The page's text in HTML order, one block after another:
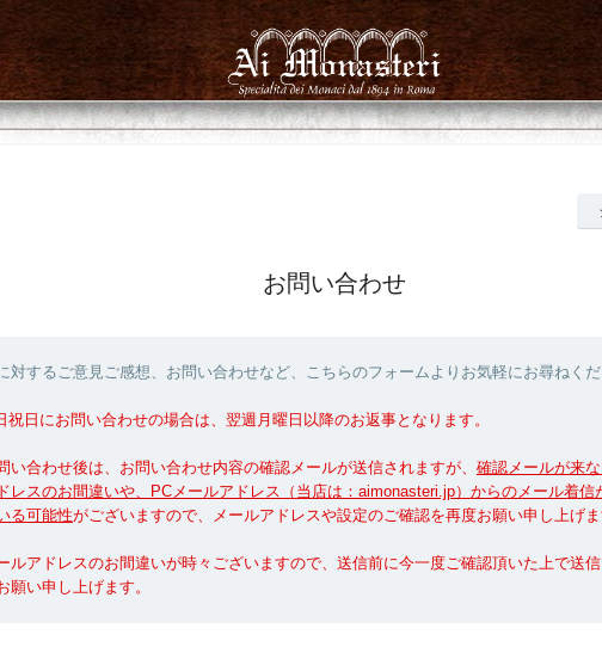
お問い合わせ
対するご意見ご感想、お問い合わせなど、こちらのフォームよりお気軽にお尋ねくだ
祝日にお問い合わせの場合は、翌週月曜日以降のお返事となります。
い合わせ後は、お問い合わせ内容の確認メールが送信されますが、 確認メールが来
レスのお間違いや、PCメールアドレス（当店は：aimonasteri.jp）からのメール着信
る可能性がございますので、メールアドレスや設定のご確認を再度お願い申し上げま
ルアドレスのお間違いが時々ございますので、送信前に今一度ご確認頂いた上で送
願い申し上げます。